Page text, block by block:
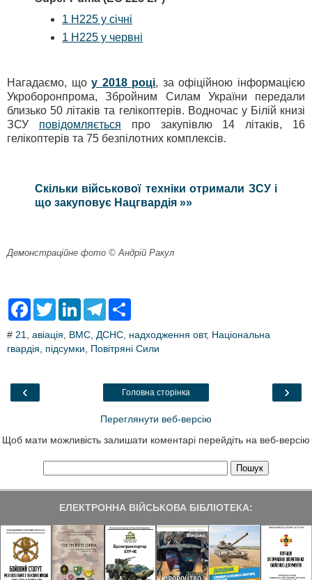
1 H225 у січні
1 H225 у червні
Нагадаємо, щоу 2018 році, за офіційною інформацією
Укроборонпрома, Збройним Силам України передали
близько 50 літаків та гелікоптерів. Водночас у Білій книзі
ЗСУ повідомляється про закупівлю 14 літаків, 16
гелікоптерів та 75 безпілотних комплексів.
Скільки військової техніки отримали ЗСУ і
що закуповує Нацгвардія »»
Демонстраційне фото © Андрій Ракул
F
e
b
k
T
t
t
L
k
e
T
e
g
m
r
e
# 21 авіація ВМС ДСНС надходження овт, Національна
гвардія
підсумки Повітряні Сили
‹ ›
Головна сторінка
Переглянути веб-версію
Щоб мати можливість залишати коментарі перейдіть на веб-версію
ЕЛЕКТРОННА ВІЙСЬКОВА БІБЛІОТЕКА: